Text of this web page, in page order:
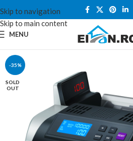
Skip to navigation
Skip to main content
MENU
-35%
SOLD
OUT